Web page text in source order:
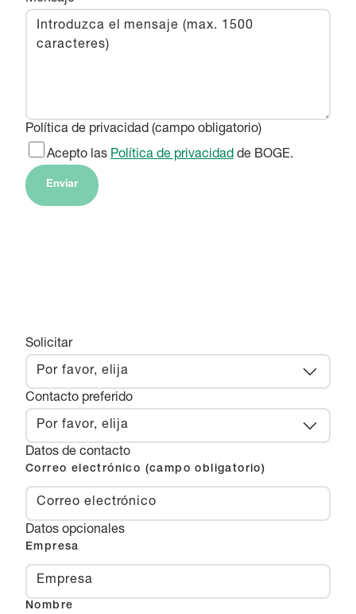
Política de privacidad (campo obligatorio)
Acepto las Política de privacidad de BOGE.
Enviar
Solicitar
Por favor, elija
Contacto preferido
Por favor, elija
Datos de contacto
Correo electrónico (campo obligatorio)
Datos opcionales
Empresa
Nombre